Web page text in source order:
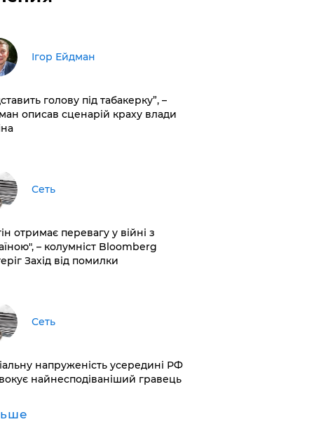
Ігор Ейдман
голову під табакерку”, –
описав сценарій краху влади
Сеть
отримає перевагу у війні з
– колумніст Bloomberg
Захід від помилки
Сеть
напруженість усередині РФ
найнесподіваніший гравець